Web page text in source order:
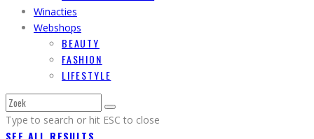
Winacties
Webshops
BEAUTY
FASHION
LIFESTYLE
Type to search or hit ESC to close
SEE ALL RESULTS